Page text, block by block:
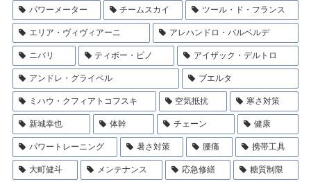
パワーメーター チームスカイ ツール・ド・フランス
エリア・ヴィヴィアーニ アレハンドロ・バルベルデ
ニバリ ティボー・ピノ アイザック・デルトロ
アンドレ・グライペル ブエルタ
ミハウ・クフィアトコフスキ 空気抵抗 寒さ対策
新城幸也 体幹 チェーン 健康
パワートレーニング 暑さ対策 腰痛 携帯工具
大町健斗 メンテナンス 応急修繕 糖質制限